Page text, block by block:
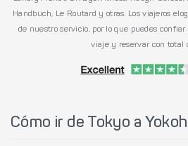
Handbuch, Le Routard y otras. Los viajeros
de nuestro servicio, por lo que puedes
viaje y reservar con total
Cómo ir de Tokyo a